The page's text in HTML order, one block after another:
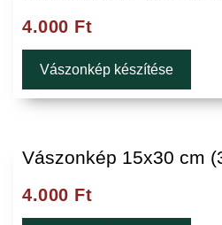
4.000 Ft
Vászonkép készítése
Vászonkép 15x30 cm
4.000 Ft